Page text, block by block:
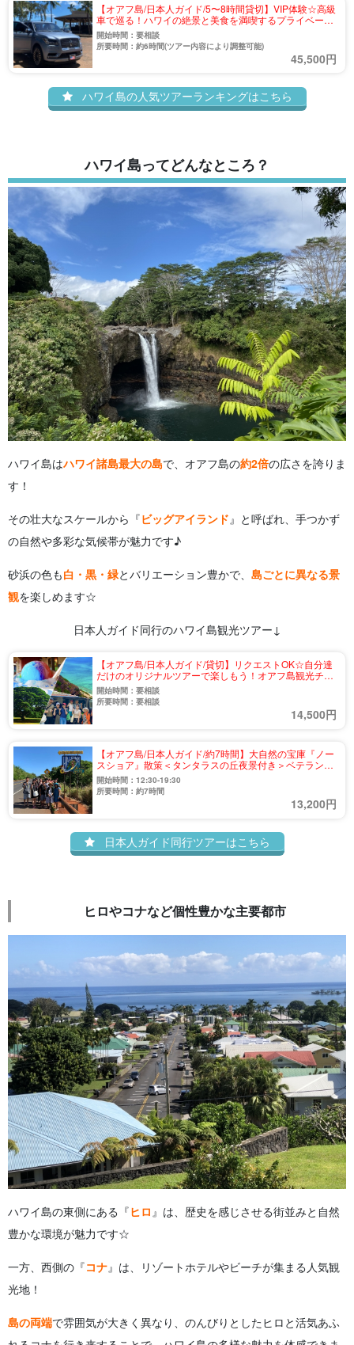
【オアフ島/日本人ガイド/5〜8時間貸切】VIP体験☆高級
車で巡る！ハワイの絶景と美食を満喫するプライベート
ツアー《送迎可》（No.20）
開始時間：要相談
所要時間：約6時間(ツアー内容により調整可能)
45,500円
ハワイ島の人気ツアーランキングはこちら
ハワイ島ってどんなところ？
ハワイ島はハワイ諸島最大の島で、オアフ島の約2倍の広さを誇りま
す！
その壮大なスケールから『ビッグアイランド 』と呼ばれ、手つかず
の自然や多彩な気候帯が魅力です♪
砂浜の色も白・黒・緑とバリエーション豊かで、 島ごとに異なる景
観を楽しめます☆
日本人ガイド同行のハワイ島観光ツアー↓
【オアフ島/日本人ガイド/貸切】リクエストOK☆自分達
だけのオリジナルツアーで楽しもう！オアフ島観光チャ
ーターツアー（No.5）
開始時間：要相談
所要時間：要相談
14,500円
【オアフ島/日本人ガイド/約7時間】大自然の宝庫『ノー
スショア』散策＜タンタラスの丘夜景付き＞ベテランガ
イドとハワイを満喫☆（No.14）
開始時間：12:30-19:30
所要時間：約7時間
13,200円
日本人ガイド同行ツアーはこちら
ヒロやコナなど個性豊かな主要都市
ハワイ島の東側にある『ヒロ』は、歴史を感じさせる街並みと自然
豊かな環境が魅力です☆
一方、西側の『コナ』は、リゾートホテルやビーチが集まる人気観
光地！
島の両端で雰囲気が大きく異なり、のんびりとしたヒロと活気あふ